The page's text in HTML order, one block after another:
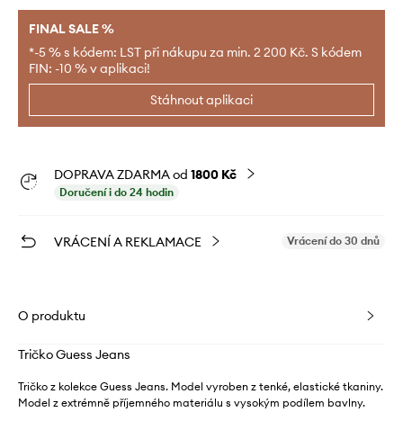
FINAL SALE %
*-5 % s kódem: LST při nákupu za min. 2 200 Kč. S kódem
FIN: -10 % v aplikaci!
Stáhnout aplikaci
DOPRAVA ZDARMA od 1800 Kč
Doručení i do 24 hodin
VRÁCENÍ A REKLAMACE Vrácení do 30 dnů
O produktu
Tričko Guess Jeans
Tričko z kolekce Guess Jeans. Model vyroben z tenké, elastické tkaniny.
Model z extrémně příjemného materiálu s vysokým podílem bavlny.